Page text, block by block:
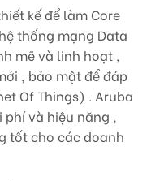
kế để làm Core
thống mạng Data
mẽ và linh hoạt ,
, bảo mật để đáp
Of Things) . Aruba
phí và hiệu năng ,
tốt cho các doanh